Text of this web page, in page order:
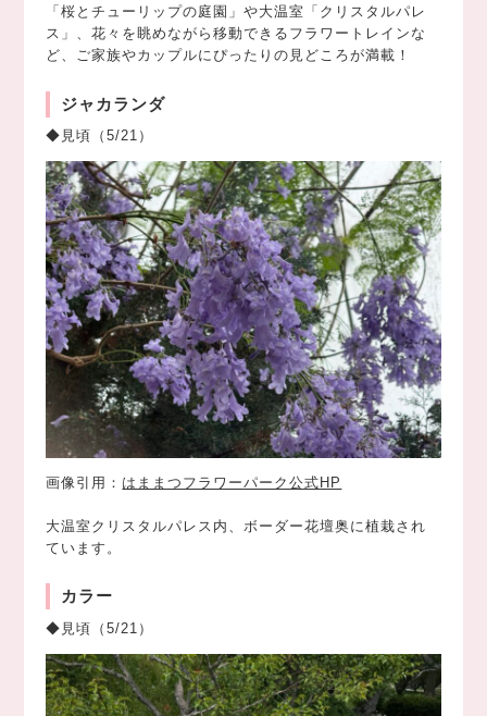
「桜とチューリップの庭園」や大温室「クリスタルパレ
ス」、花々を眺めながら移動できるフラワートレインな
ど、ご家族やカップルにぴったりの見どころが満載！
ジャカランダ
◆見頃（5/21）
画像引用： はままつフラワーパーク公式HP
大温室クリスタルパレス内、ボーダー花壇奥に植栽され
ています。
カラー
◆見頃（5/21）